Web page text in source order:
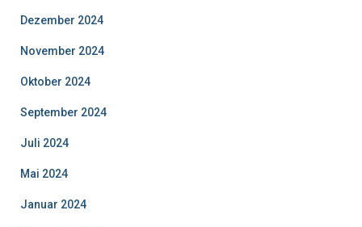
Dezember 2024
November 2024
Oktober 2024
September 2024
Juli 2024
Mai 2024
Januar 2024